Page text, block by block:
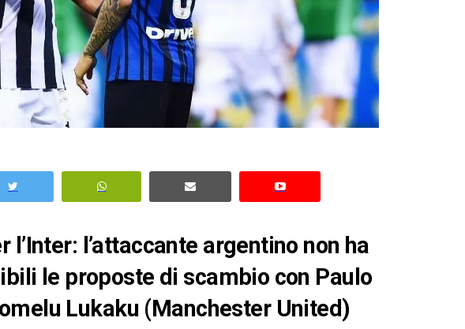
l’Inter: l’attaccante argentino non ha
le proposte di scambio con Paulo
Lukaku (Manchester United)